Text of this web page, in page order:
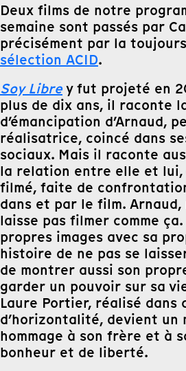
Deux films de notre
semaine sont passés par
précisément par la
sélection ACID.
Soy Librey fut projeté en
plus de dix ans, il raconte
d’émancipation d’Arnaud,
réalisatrice, coincé dans
sociaux. Mais il raconte
la relation entre elle et
filmé, faite de
dans et par le film.
laisse pas filmer comme
propres images avec sa
histoire de ne pas se
de montrer aussi son
garder un pouvoir sur sa
Laure Portier, réalisé dans
d’horizontalité, devient un
hommage à son frère et à
bonheur et de liberté.